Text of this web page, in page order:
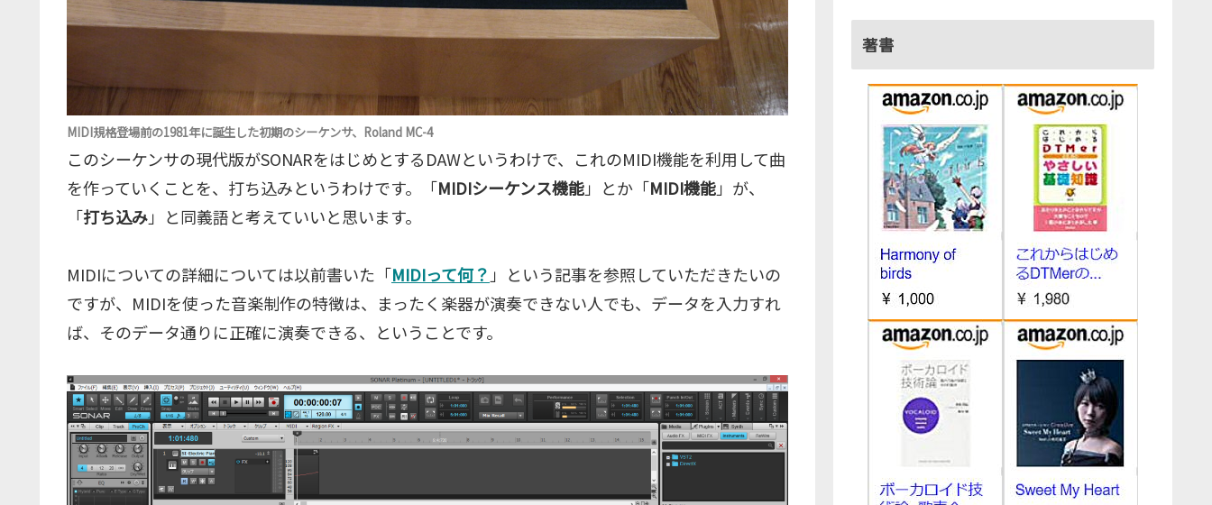
MIDI規格登場前の1981年に誕生した初期のシーケンサ、Roland MC-4
このシーケンサの現代版がSONARをはじめとするDAWというわけで、これのMIDI機能を利用して曲
を作っていくことを、打ち込みというわけです。「MIDIシーケンス機能」とか「MIDI機能」が、
「打ち込み」と同義語と考えていいと思います。
MIDIについての詳細については以前書いた「MIDIって何？ 」という記事を参照していただきたいの
ですが、MIDIを使った音楽制作の特徴は、まったく楽器が演奏できない人でも、データを入力すれ
ば、そのデータ通りに正確に演奏できる、ということです。
著書